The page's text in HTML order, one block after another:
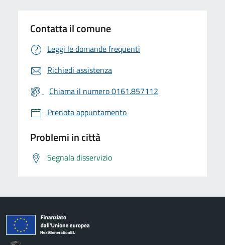
Contatta il comune
Leggi le domande frequenti
Richiedi assistenza
Chiama il numero 0161.857112
Prenota appuntamento
Problemi in città
Segnala disservizio